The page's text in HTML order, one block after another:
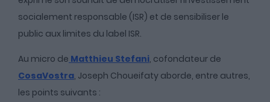
socialement responsable (ISR) et de sensibiliser le
public aux limites du label ISR.
Au micro de Matthieu Stefani, cofondateur de
CosaVostra, Joseph Choueifaty aborde, entre autres,
les points suivants :